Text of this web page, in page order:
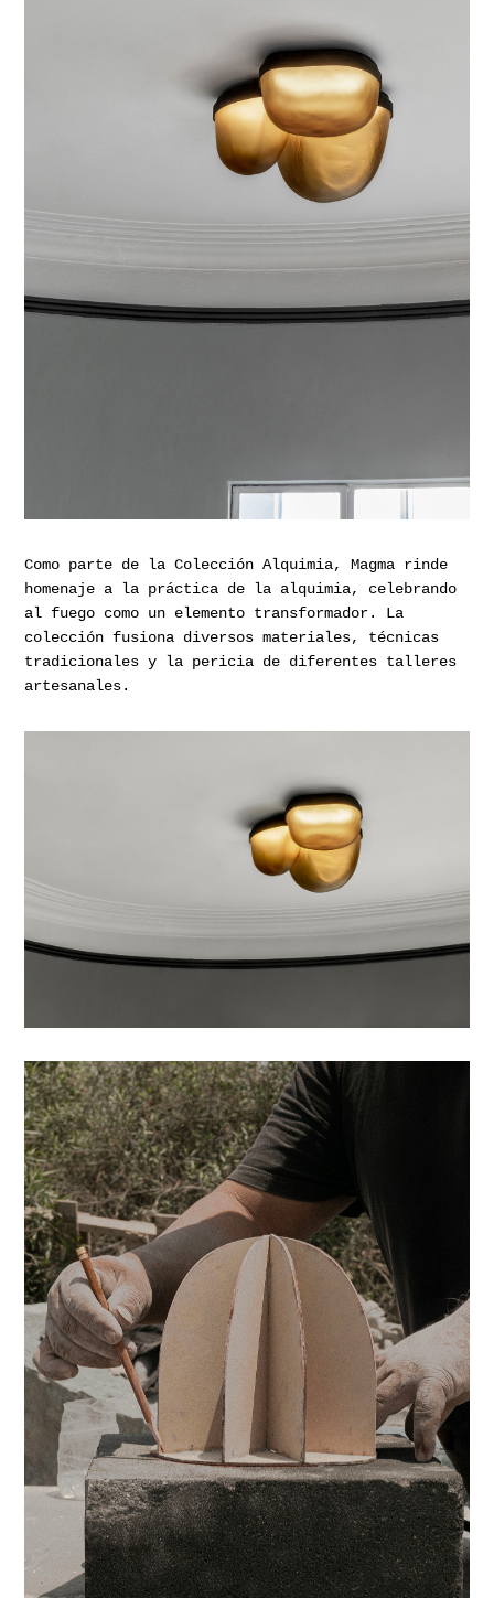
Como parte de la Colección Alquimia, Magma rinde
homenaje a la práctica de la alquimia, celebrando
al fuego como un elemento transformador. La
colección fusiona diversos materiales, técnicas
tradicionales y la pericia de diferentes talleres
artesanales.